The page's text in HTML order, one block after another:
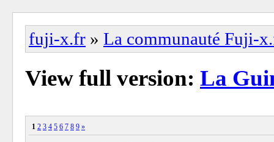
fuji-x.fr » La communauté Fuji-
View full version: La
1 2 3 4 5 6 7 8 9 »